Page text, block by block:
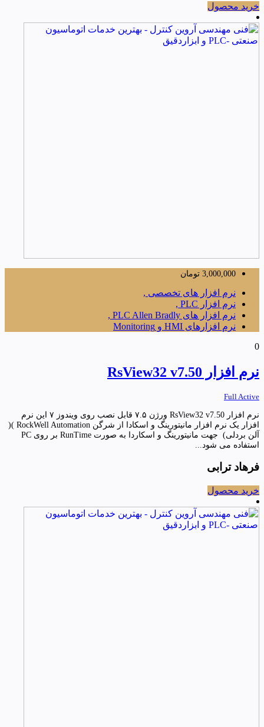
خرید محصول
3,000,000 تومان
نرم افزار های تخصصی ,
نرم افزار PLC ,
نرم افزار های PLC Allen Bradly ,
نرم افزارهای HMI و Monitoring
0
نرم افزار RsView32 v7.50
Full Active
نرم افزار RsView32 v7.50 ورژن ۷.۵ قابل نصب روی ویندوز ۷ این نرم
افزار یک نرم افزار مانیتورینگ و اسکادا از شرگن RockWell Automation )(
آلن بردلی) جهت مانیتورینگ و اسکاردا به صورت RunTime بر روی PC
استفاده می شود...
فرهاد ترابی
خرید محصول